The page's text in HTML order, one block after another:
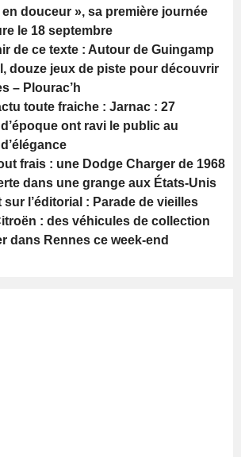
douceur », sa première journée
le 18 septembre
de ce texte : Autour de Guingamp
douze jeux de piste pour découvrir
– Plourac’h
toute fraiche : Jarnac : 27
ont ravi le public au
frais : une Dodge Charger de 1968
dans une grange aux États-Unis
sur l’éditorial : Parade de vieilles
: des véhicules de collection
dans Rennes ce week-end